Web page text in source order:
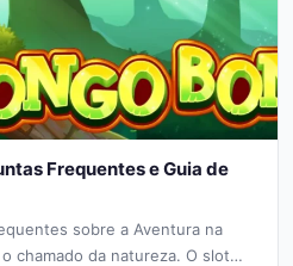
Frequentes e Guia de
sobre a Aventura na
chamado da natureza. O slot